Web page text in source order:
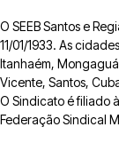
O SEEB Santos e
11/01/1933. As
Itanhaém,
Vicente, Santos,
O Sindicato é filiado
Federação Sindical